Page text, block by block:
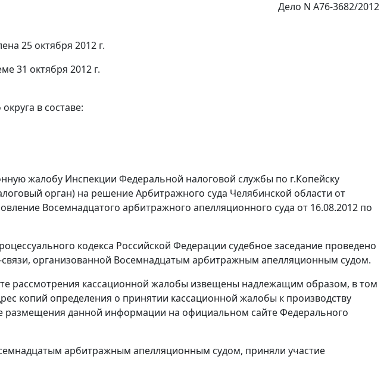
Дело N А76-3682/2012
25 октября 2012 г.
31 октября 2012 г.
в составе:
жалобу Инспекции Федеральной налоговой службы по г.Копейску
орган) на решениеАрбитражного суда Челябинской области от
Восемнадцатого арбитражного апелляционного суда от 16.08.2012 по
кодекса Российской Федерации судебное заседание проведено
организованной Восемнадцатым арбитражным апелляционным судом.
рассмотрения кассационной жалобы извещены надлежащим образом, в том
копий определения о принятии кассационной жалобы к производству
размещения данной информации на официальном сайтеФедерального
арбитражным апелляционным судом, приняли участие